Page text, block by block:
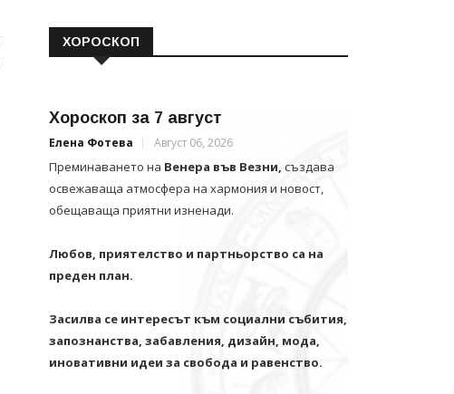
ХОРОСКОП
Хороскоп за 7 август
Елена Фотева Август 06, 2026
Преминаването на Венера във Везни, създава
освежаваща атмосфера на хармония и новост,
обещаваща приятни изненади.
Любов, приятелство и партньорство са на
преден план.
Засилва се интересът към социални събития,
запознанства, забавления, дизайн, мода,
иновативни идеи за свобода и равенство.